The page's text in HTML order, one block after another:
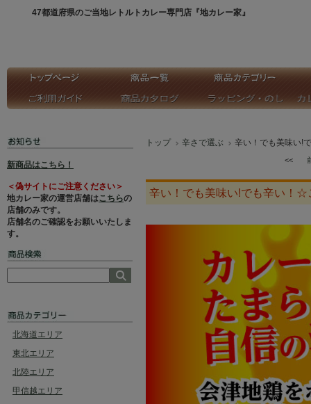
47都道府県のご当地レトルトカレー専門店『地カレー家』
新商品はこちら！
＜偽サイトにご注意ください＞
地カレー家の運営店舗はこちらの
店舗のみです。
店舗名のご確認をお願いいたしま
す。
北海道エリア
東北エリア
北陸エリア
甲信越エリア
トップ 辛さで選ぶ 辛い！でも美味い!
<<
辛い！でも美味い!でも辛い！